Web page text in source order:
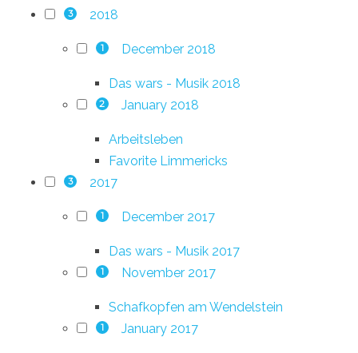
3 2018
1 December 2018
Das wars - Musik 2018
2 January 2018
Arbeitsleben
Favorite Limmericks
3 2017
1 December 2017
Das wars - Musik 2017
1 November 2017
Schafkopfen am Wendelstein
1 January 2017